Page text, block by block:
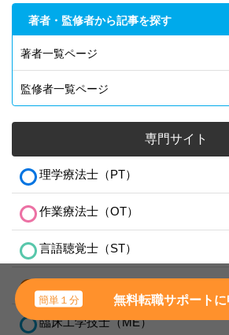
著者・監修者から記事を探す
著者一覧ページ
監修者一覧ページ
専門サイト
理学療法士（PT）
作業療法士（OT）
言語聴覚士（ST）
臨床工学技士（ME）
簡単１分 無料転職サポート